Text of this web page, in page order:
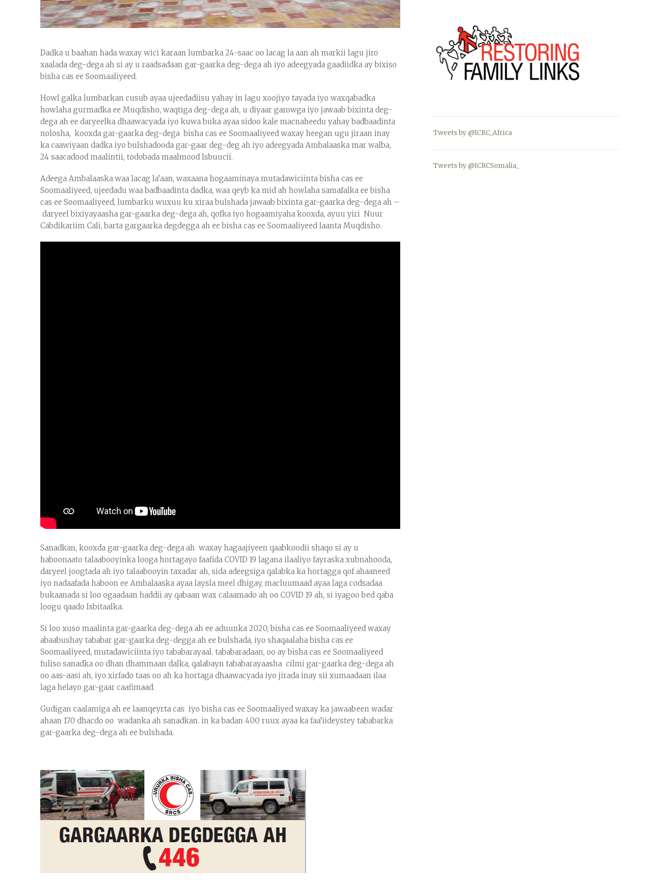
Dadka u baahan hada waxay wici karaan lumbarka 24-saac oo lacag la aan ah markii lagu jiro
xaalada deg-dega ah si ay u raadsadaan gar-gaarka deg-dega ah iyo adeegyada gaadiidka ay bixiso
bisha cas ee Soomaaliyeed.
Howl galka lumbarkan cusub ayaa ujeedadiisu yahay in lagu xoojiyo tayada iyo waxqabadka
howlaha gurmadka ee Muqdisho, waqtiga deg-dega ah, u diyaar garowga iyo jawaab bixinta deg-
dega ah ee daryeelka dhaawacyada iyo kuwa buka ayaa sidoo kale macnaheedu yahay badbaadinta
nolosha, kooxda gar-gaarka deg-dega bisha cas ee Soomaaliyeed waxay heegan ugu jiraan inay
ka caawiyaan dadka iyo bulshadooda gar-gaar deg-deg ah iyo adeegyada Ambalaaska mar walba,
24 saacadood maalintii, todobada maalmood Isbuucii.
Adeega Ambalaaska waa lacag la’aan, waxaana hogaaminaya mutadawiciinta bisha cas ee
Soomaaliyeed, ujeedadu waa badbaadinta dadka, waa qeyb ka mid ah howlaha samafalka ee bisha
cas ee Soomaaliyeed, lumbarku wuxuu ku xiraa bulshada jawaab bixinta gar-gaarka deg-dega ah –
daryeel bixiyayaasha gar-gaarka deg-dega ah, qofka iyo hogaamiyaha kooxda, ayuu yiri Nuur
Cabdikariim Cali, barta gargaarka degdegga ah ee bisha cas ee Soomaaliyeed laanta Muqdisho.
Sanadkan, kooxda gar-gaarka deg-dega ah waxay hagaajiyeen qaabkoodii shaqo si ay u
haboonaato talaabooyinka looga hortagayo faafida COVID 19 lagana ilaaliyo fayraska xubnahooda,
daryeel joogtada ah iyo talaabooyin taxadar ah, sida adeegsiga qalabka ka hortagga qof ahaaneed
iyo nadaafada haboon ee Ambalaaska ayaa laysla meel dhigay, macluumaad ayaa laga codsadaa
bukaanada si loo ogaadaan haddii ay qabaan wax calaamado ah oo COVID 19 ah, si iyagoo bed qaba
loogu qaado Isbitaalka.
Si loo xuso maalinta gar-gaarka deg-dega ah ee aduunka 2020, bisha cas ee Soomaaliyeed waxay
abaabushay tababar gar-gaarka deg-degga ah ee bulshada, iyo shaqaalaha bisha cas ee
Soomaaliyeed, mutadawiciinta iyo tababarayaal. tababaradaan, oo ay bisha cas ee Soomaaliyeed
fuliso sanadka oo dhan dhammaan dalka, qalabayn tababarayaasha cilmi gar-gaarka deg-dega ah
oo aas-aasi ah, iyo xirfado taas oo ah ka hortaga dhaawacyada iyo jirada inay sii xumaadaan ilaa
laga helayo gar-gaar caafimaad.
Gudigan caalamiga ah ee laanqeyrta cas iyo bisha cas ee Soomaaliyed waxay ka jawaabeen wadar
ahaan 170 dhacdo oo wadanka ah sanadkan. in ka badan 400 ruux ayaa ka faa’iideystey tababarka
gar-gaarka deg-dega ah ee bulshada.
Tweets by @ICRC_Africa
Tweets by @ICRCSomalia_